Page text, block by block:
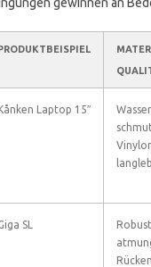
Laptop 15″
SL